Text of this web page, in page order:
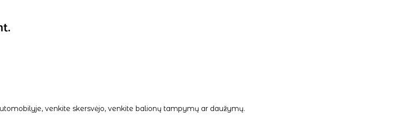
venkite skersvėjo, venkite balionų tampymų ar daužymų.